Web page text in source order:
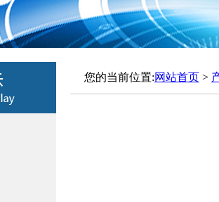
您的当前位置:网站首页 >